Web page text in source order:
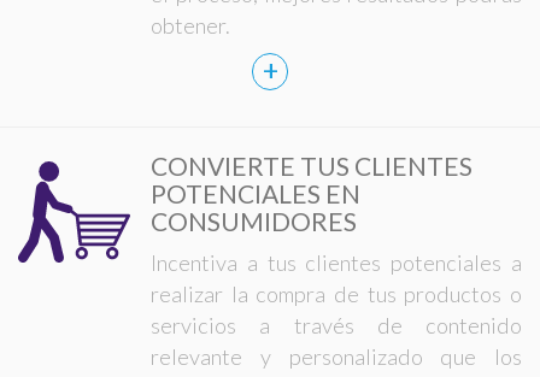
obtener.
+
CONVIERTE TUS CLIENTES
POTENCIALES EN
CONSUMIDORES
Incentiva a tus clientes potenciales a
realizar la compra de tus productos o
servicios a través de contenido
relevante y personalizado que los